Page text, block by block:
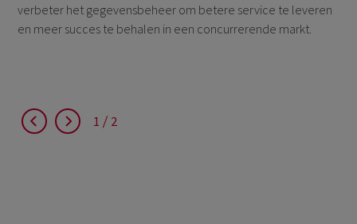
1 2
verbeter het gegevensbeheer om betere service te leveren
en meer succes te behalen in een concurrerende markt.